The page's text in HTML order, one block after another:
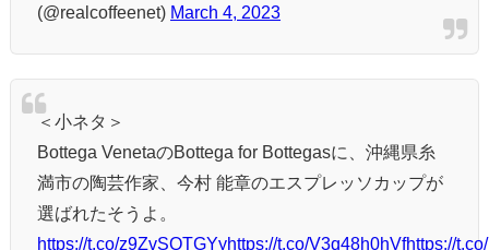
(@realcoffeenet) March 4, 2023
＜小ネタ＞
Bottega VenetaのBottega for Bottegasに、沖縄県糸
満市の陶芸作家、今村 能章のエスプレッソカップが
選ばれたそうよ。
https://t.co/z9ZvSQTGYyhttps://t.co/V3q48h0hVfhttps://